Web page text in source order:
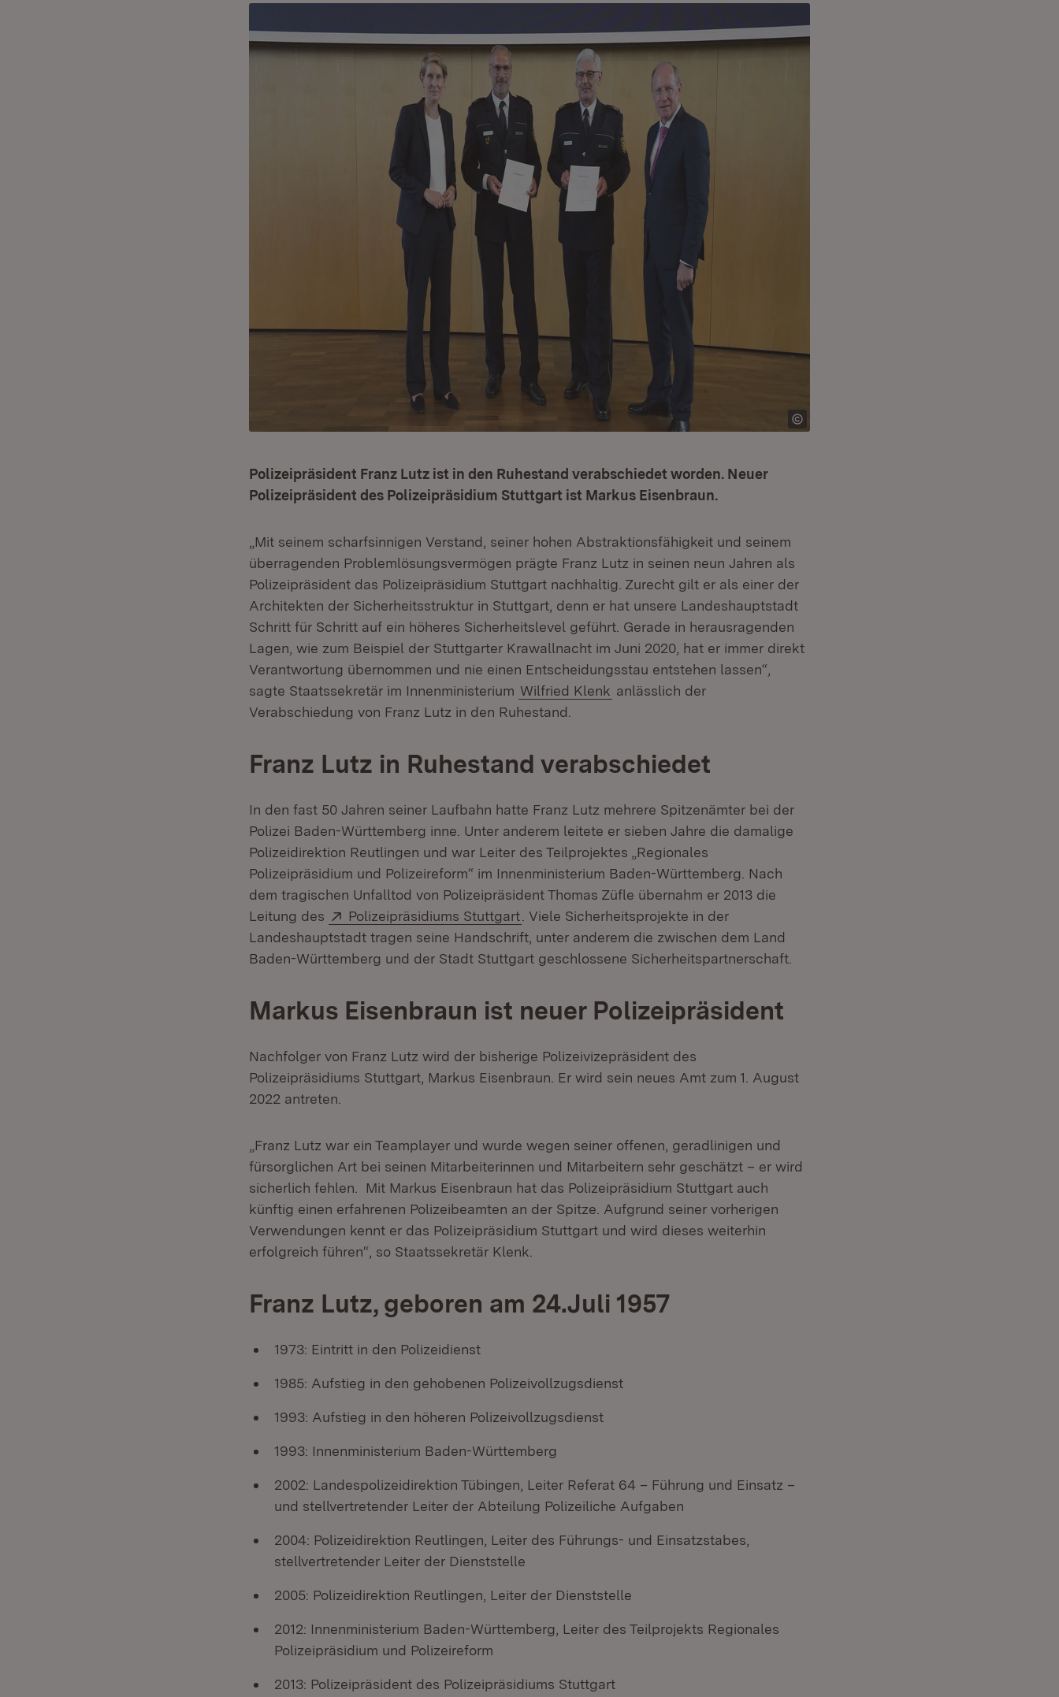
Polizeipräsident Franz Lutz ist in den Ruhestand verabschiedet worden. Neuer
Polizeipräsident des Polizeipräsidium Stuttgart ist Markus Eisenbraun.
„Mit seinem scharfsinnigen Verstand, seiner hohen Abstraktionsfähigkeit und seinem
überragenden Problemlösungsvermögen prägte Franz Lutz in seinen neun Jahren als
Polizeipräsident das Polizeipräsidium Stuttgart nachhaltig. Zurecht gilt er als einer der
Architekten der Sicherheitsstruktur in Stuttgart, denn er hat unsere Landeshauptstadt
Schritt für Schritt auf ein höheres Sicherheitslevel geführt. Gerade in herausragenden
Lagen, wie zum Beispiel der Stuttgarter Krawallnacht im Juni 2020, hat er immer direkt
Verantwortung übernommen und nie einen Entscheidungsstau entstehen lassen“,
sagte Staatssekretär im Innenministerium Wilfried Klenk anlässlich der
Verabschiedung von Franz Lutz in den Ruhestand.
Franz Lutz in Ruhestand verabschiedet
In den fast 50 Jahren seiner Laufbahn hatte Franz Lutz mehrere Spitzenämter bei der
Polizei Baden-Württemberg inne. Unter anderem leitete er sieben Jahre die damalige
Polizeidirektion Reutlingen und war Leiter des Teilprojektes „Regionales
Polizeipräsidium und Polizeireform“ im Innenministerium Baden-Württemberg. Nach
dem tragischen Unfalltod von Polizeipräsident Thomas Züfle übernahm er 2013 die
Leitung des
Extern:
Polizeipräsidiums Stuttgart (Öffnet in neuem Fenster)
. Viele Sicherheitsprojekte in der
Landeshauptstadt tragen seine Handschrift, unter anderem die zwischen dem Land
Baden-Württemberg und der Stadt Stuttgart geschlossene Sicherheitspartnerschaft.
Markus Eisenbraun ist neuer Polizeipräsident
Nachfolger von Franz Lutz wird der bisherige Polizeivizepräsident des
Polizeipräsidiums Stuttgart, Markus Eisenbraun. Er wird sein neues Amt zum 1. August
2022 antreten.
„Franz Lutz war ein Teamplayer und wurde wegen seiner offenen, geradlinigen und
fürsorglichen Art bei seinen Mitarbeiterinnen und Mitarbeitern sehr geschätzt – er wird
sicherlich fehlen. Mit Markus Eisenbraun hat das Polizeipräsidium Stuttgart auch
künftig einen erfahrenen Polizeibeamten an der Spitze. Aufgrund seiner vorherigen
Verwendungen kennt er das Polizeipräsidium Stuttgart und wird dieses weiterhin
erfolgreich führen“, so Staatssekretär Klenk.
Franz Lutz, geboren am 24.Juli 1957
1973: Eintritt in den Polizeidienst
1985: Aufstieg in den gehobenen Polizeivollzugsdienst
1993: Aufstieg in den höheren Polizeivollzugsdienst
1993: Innenministerium Baden-Württemberg
2002: Landespolizeidirektion Tübingen, Leiter Referat 64 – Führung und Einsatz –
und stellvertretender Leiter der Abteilung Polizeiliche Aufgaben
2004: Polizeidirektion Reutlingen, Leiter des Führungs- und Einsatzstabes,
stellvertretender Leiter der Dienststelle
2005: Polizeidirektion Reutlingen, Leiter der Dienststelle
2012: Innenministerium Baden-Württemberg, Leiter des Teilprojekts Regionales
Polizeipräsidium und Polizeireform
2013: Polizeipräsident des Polizeipräsidiums Stuttgart